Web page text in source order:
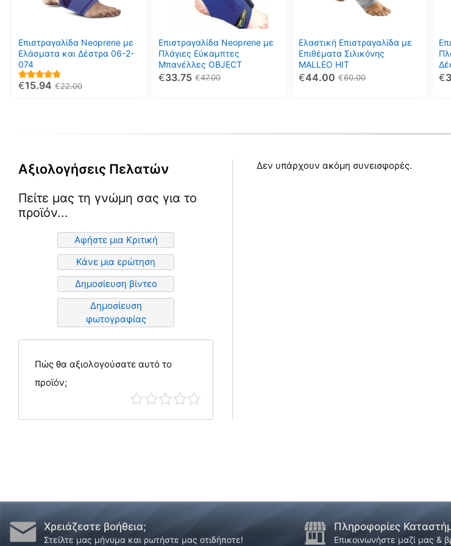
Επιστραγαλίδα Neoprene με
Ελάσματα και Δέστρα 06-2-
074
5.00
22.00
€
15.94
€
μπορούν
να
επιλεγούν
στη
Επιστραγαλίδα Neoprene με
Πλάγιες Εύκαμπτες
Μπανέλλες OBJECT
47.00
€
33.75
€
μπορούν
να
επιλεγούν
στη
Ελαστική Επιστραγαλίδα με
Επιθέματα Σιλικόνης
MALLEO HIT
60.00
€
44.00
€
μπορούν
να
επιλεγούν
στη
€
να
Αξιολογήσεις Πελατών
Πείτε μας τη γνώμη σας για το
προϊόν...
Αφήστε μια Κριτική
Κάνε μια ερώτηση
Δημοσίευση βίντεο
Δημοσίευση
φωτογραφίας
Πώς θα αξιολογούσατε αυτό το
προϊόν;
Δεν υπάρχουν ακόμη συνεισφορές.
Χρειάζεστε βοήθεια;
Στείλτε μας μήνυμα και ρωτήστε μας οτιδήποτε!
Πληροφορίες
Επικοινωνήστε μαζί μας &